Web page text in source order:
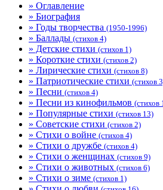
» Оглавление
» Биография
» Годы творчества (1950-1996)
» Баллады (стихов 4)
» Детские стихи (стихов 1)
» Короткие стихи (стихов 2)
» Лирические стихи (стихов 8)
» Патриотические стихи (стихов
» Песни (стихов 4)
» Песни из кинофильмов (стихов
» Популярные стихи (стихов 13)
» Советские стихи (стихов 2)
» Стихи о войне (стихов 4)
» Стихи о дружбе (стихов 4)
» Стихи о женщинах (стихов 9)
» Стихи о животных (стихов 6)
» Стихи о зиме (стихов 1)